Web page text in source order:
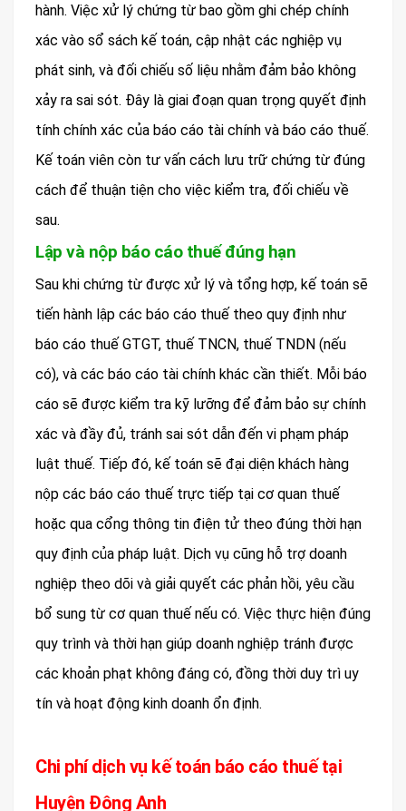
hành. Việc xử lý chứng từ bao gồm ghi chép chính
xác vào sổ sách kế toán, cập nhật các nghiệp vụ
phát sinh, và đối chiếu số liệu nhằm đảm bảo không
xảy ra sai sót. Đây là giai đoạn quan trọng quyết định
tính chính xác của báo cáo tài chính và báo cáo thuế.
Kế toán viên còn tư vấn cách lưu trữ chứng từ đúng
cách để thuận tiện cho việc kiểm tra, đối chiếu về
sau.
Lập và nộp báo cáo thuế đúng hạn
Sau khi chứng từ được xử lý và tổng hợp, kế toán sẽ
tiến hành lập các báo cáo thuế theo quy định như
báo cáo thuế GTGT, thuế TNCN, thuế TNDN (nếu
có), và các báo cáo tài chính khác cần thiết. Mỗi báo
cáo sẽ được kiểm tra kỹ lưỡng để đảm bảo sự chính
xác và đầy đủ, tránh sai sót dẫn đến vi phạm pháp
luật thuế. Tiếp đó, kế toán sẽ đại diện khách hàng
nộp các báo cáo thuế trực tiếp tại cơ quan thuế
hoặc qua cổng thông tin điện tử theo đúng thời hạn
quy định của pháp luật. Dịch vụ cũng hỗ trợ doanh
nghiệp theo dõi và giải quyết các phản hồi, yêu cầu
bổ sung từ cơ quan thuế nếu có. Việc thực hiện đúng
quy trình và thời hạn giúp doanh nghiệp tránh được
các khoản phạt không đáng có, đồng thời duy trì uy
tín và hoạt động kinh doanh ổn định.
Chi phí dịch vụ kế toán báo cáo thuế tại
Huyện Đông Anh